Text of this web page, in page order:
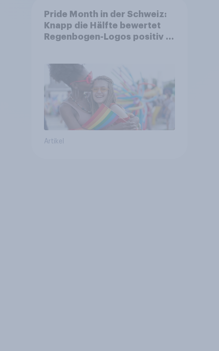
Pride Month in der Schweiz:
Knapp die Hälfte bewertet
Regenbogen-Logos positiv –
Artikel